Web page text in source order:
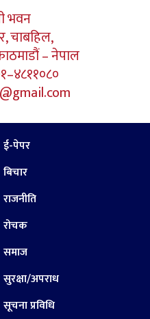
भवन
चाबहिल,
– नेपाल
ई-पेपर
बिचार
राजनीति
रोचक
समाज
सुरक्षा/अपराध
सूचना प्रविधि